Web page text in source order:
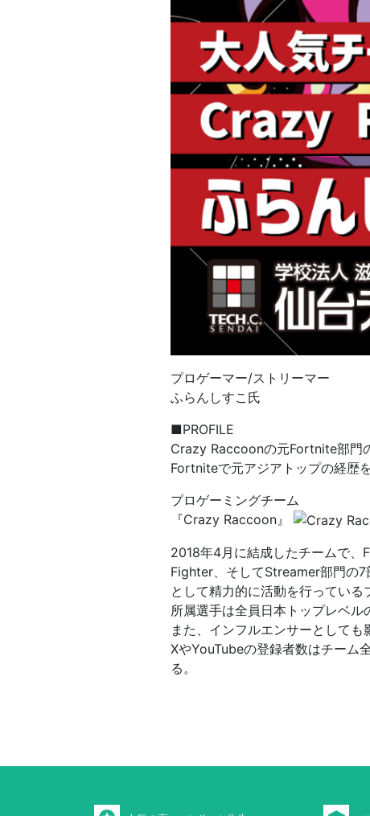
プロゲーマー/ストリーマー
ふらんしすこ氏
■PROFILE
Crazy Raccoonの元Fortnite部門
Fortniteで元アジアトップの経歴
プロゲーミングチーム
『Crazy Raccoon』
2018年4月に結成したチームで
Fighter、そしてStreamer部門の
として精力的に活動を行っている
所属選手は全員日本トップレベル
また、インフルエンサーとして
XやYouTubeの登録者数はチーム
る。